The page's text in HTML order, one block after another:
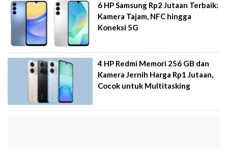
6 HP Samsung Rp2 Jutaan Terbaik:
Kamera Tajam, NFC hingga
Koneksi 5G
4 HP Redmi Memori 256 GB dan
Kamera Jernih Harga Rp1 Jutaan,
Cocok untuk Multitasking